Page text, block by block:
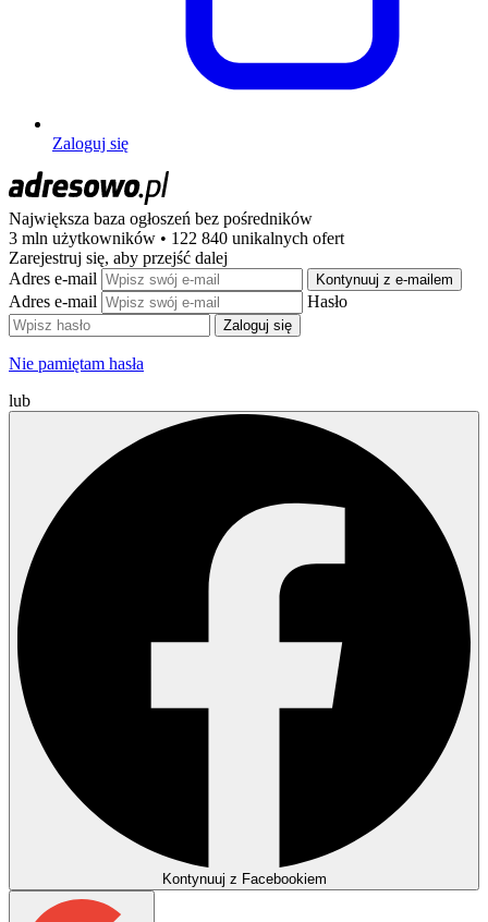
Zaloguj się
Największa baza ogłoszeń bez pośredników
3 mln użytkowników • 122 840 unikalnych ofert
Zarejestruj się, aby przejść dalej
Adres e-mail
Kontynuuj z e-mailem
Adres e-mail Hasło
Zaloguj się
Nie pamiętam hasła
lub
Kontynuuj z Facebookiem